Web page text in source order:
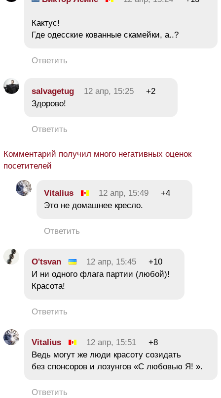
Кактус!
Где одесские кованные скамейки, а..?
Ответить
salvagetug 12 апр, 15:25
+2
Здорово!
Ответить
Комментарий получил много негативных оценок
посетителей
Vitalius 12 апр, 15:49
+4
Это не домашнее кресло.
Ответить
O'tsvan 12 апр, 15:45
+10
И ни одного флага партии (любой)!
Красота!
Ответить
Vitalius 12 апр, 15:51
+8
Ведь могут же люди красоту созидать
без спонсоров и лозунгов «С любовью Я! ».
Ответить